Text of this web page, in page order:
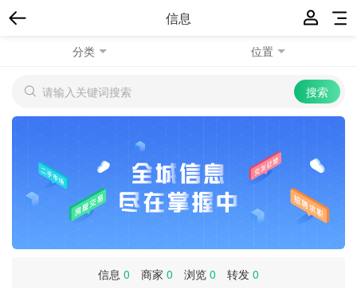
信息
分类 位置
信息 0 商家 0 浏览 0 转发 0